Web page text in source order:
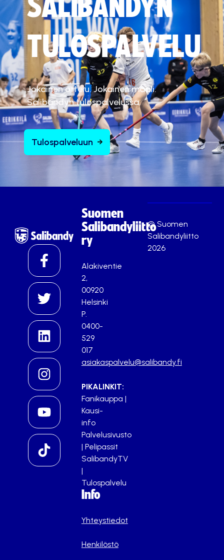
SALIBANDYN
TULOSPALVELU
Jokainen ottelu. Jokainen maali.
Salibandyn tulospalvelussa.
Tulospalveluun
Suomen
Salibandyliitto
ry
Alakiventie
2,
00920
Helsinki
P.
0400-
529
017
asiakaspalvelu@salibandy.fi
PIKALINKIT:
Fanikauppa |
Kausi-
info
Palvelusivusto
| Pelipassit
SalibandyTV
|
Tulospalvelu
Info
Yhteystiedot
Henkilöstö
© Suomen
Salibandyliitto
2026